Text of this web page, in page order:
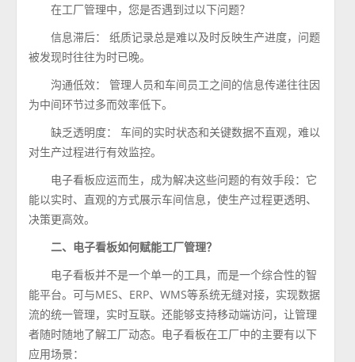
在工厂管理中，您是否遇到过以下问题？
信息滞后： 纸质记录总是难以及时反映生产进度，问题
被发现时往往为时已晚。
沟通低效： 管理人员和车间员工之间的信息传递往往因
为中间环节过多而效率低下。
缺乏透明度： 车间的实时状态和关键数据不直观，难以
对生产过程进行有效监控。
电子看板应运而生，成为解决这些问题的有效手段：它
能以实时、直观的方式展示车间信息，使生产过程更透明、
决策更高效。
二、电子看板如何赋能工厂管理？
电子看板并不是一个单一的工具，而是一个综合性的智
能平台。可与MES、ERP、WMS等系统无缝对接，实现数据
流的统一管理，实时互联。还能够支持移动端访问，让管理
者随时随地了解工厂动态。电子看板在工厂中的主要有以下
应用场景：